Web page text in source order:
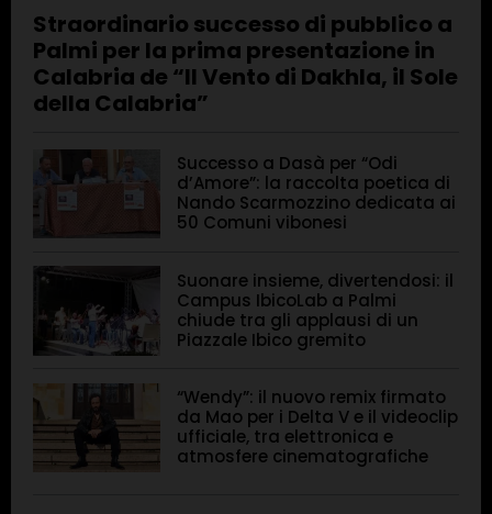
Straordinario successo di pubblico a
Palmi per la prima presentazione in
Calabria de “Il Vento di Dakhla, il Sole
della Calabria”
Successo a Dasà per “Odi
d’Amore”: la raccolta poetica di
Nando Scarmozzino dedicata ai
50 Comuni vibonesi
Suonare insieme, divertendosi: il
Campus IbicoLab a Palmi
chiude tra gli applausi di un
Piazzale Ibico gremito
“Wendy”: il nuovo remix firmato
da Mao per i Delta V e il videoclip
ufficiale, tra elettronica e
atmosfere cinematografiche